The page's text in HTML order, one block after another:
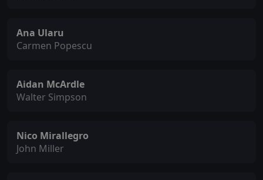
Ana Ularu
Carmen Popescu
Aidan McArdle
Walter Simpson
Nico Mirallegro
John Miller